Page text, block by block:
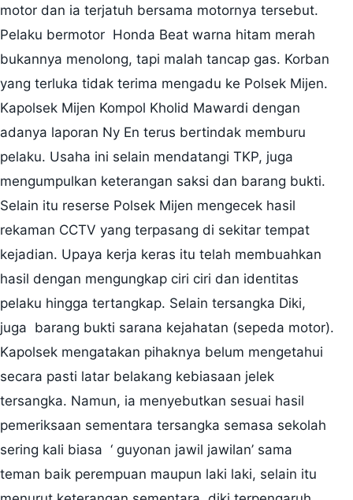
motor dan ia terjatuh bersama motornya tersebut.
Pelaku bermotor Honda Beat warna hitam merah
bukannya menolong, tapi malah tancap gas. Korban
yang terluka tidak terima mengadu ke Polsek Mijen.
Kapolsek Mijen Kompol Kholid Mawardi dengan
adanya laporan Ny En terus bertindak memburu
pelaku. Usaha ini selain mendatangi TKP, juga
mengumpulkan keterangan saksi dan barang bukti.
Selain itu reserse Polsek Mijen mengecek hasil
rekaman CCTV yang terpasang di sekitar tempat
kejadian. Upaya kerja keras itu telah membuahkan
hasil dengan mengungkap ciri ciri dan identitas
pelaku hingga tertangkap. Selain tersangka Diki,
juga barang bukti sarana kejahatan (sepeda motor).
Kapolsek mengatakan pihaknya belum mengetahui
secara pasti latar belakang kebiasaan jelek
tersangka. Namun, ia menyebutkan sesuai hasil
pemeriksaan sementara tersangka semasa sekolah
sering kali biasa ‘ guyonan jawil jawilan’ sama
teman baik perempuan maupun laki laki, selain itu